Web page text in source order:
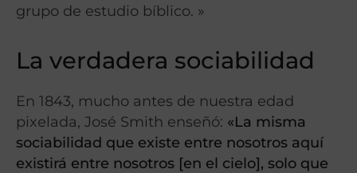
grupo de estudio bíblico. »
La verdadera sociabilidad
En 1843, mucho antes de nuestra edad
pixelada, José Smith enseñó: «La misma
sociabilidad que existe entre nosotros aquí
existirá entre nosotros [en el cielo], solo que